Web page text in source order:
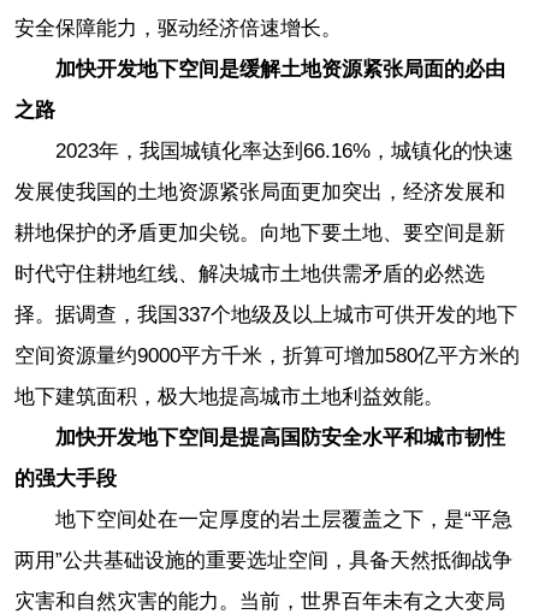
安全保障能力，驱动经济倍速增长。
加快开发地下空间是缓解土地资源紧张局面的必由
之路
2023年，我国城镇化率达到66.16%，城镇化的快速
发展使我国的土地资源紧张局面更加突出，经济发展和
耕地保护的矛盾更加尖锐。向地下要土地、要空间是新
时代守住耕地红线、解决城市土地供需矛盾的必然选
择。据调查，我国337个地级及以上城市可供开发的地下
空间资源量约9000平方千米，折算可增加580亿平方米的
地下建筑面积，极大地提高城市土地利益效能。
加快开发地下空间是提高国防安全水平和城市韧性
的强大手段
地下空间处在一定厚度的岩土层覆盖之下，是“平急
两用”公共基础设施的重要选址空间，具备天然抵御战争
灾害和自然灾害的能力。当前，世界百年未有之大变局